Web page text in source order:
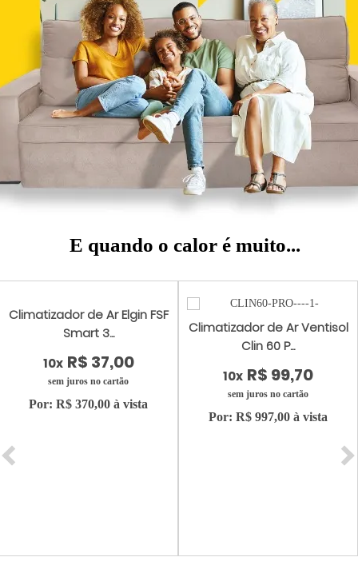
E quando o calor é muito...
Climatizador de Ar Elgin FSF
Smart 3...
10x R$ 37,00
sem juros no cartão
Por: R$ 370,00 à vista
Climatizador de Ar Ventisol
Clin 60 P...
10x R$ 99,70
sem juros no cartão
Por: R$ 997,00 à vista